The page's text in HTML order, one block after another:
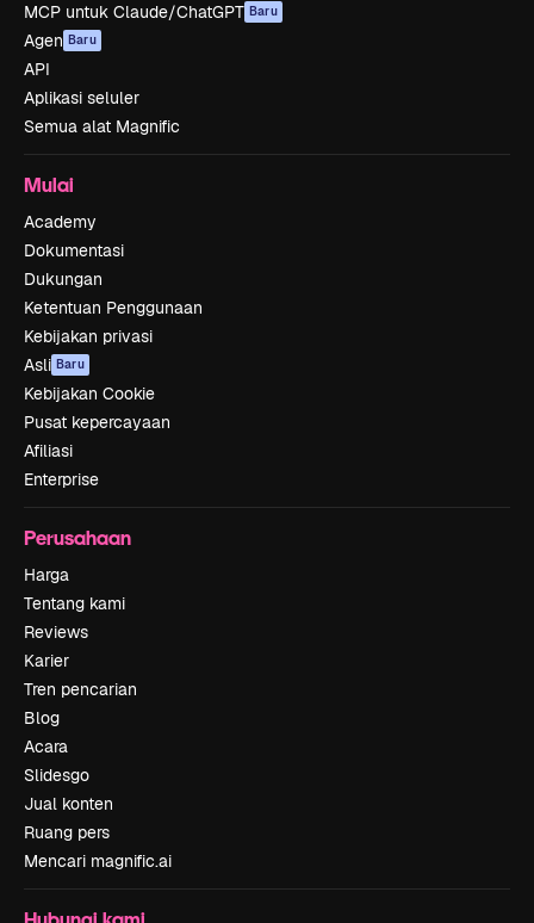
MCP untuk Claude/ChatGPT Baru
Agen Baru
API
Aplikasi seluler
Semua alat Magnific
Mulai
Academy
Dokumentasi
Dukungan
Ketentuan Penggunaan
Kebijakan privasi
Asli Baru
Kebijakan Cookie
Pusat kepercayaan
Afiliasi
Enterprise
Perusahaan
Harga
Tentang kami
Reviews
Karier
Tren pencarian
Blog
Acara
Slidesgo
Jual konten
Ruang pers
Mencari magnific.ai